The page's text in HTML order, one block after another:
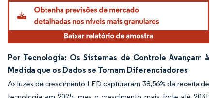
Por Tecnologia: Os Sistemas de Controle Avançam à
Medida que os Dados se Tornam Diferenciadores
As luzes de crescimento LED capturaram 38,56% da receita de